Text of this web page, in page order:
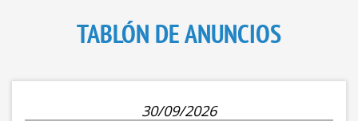
TABLÓN DE ANUNCIOS
30/09/2026